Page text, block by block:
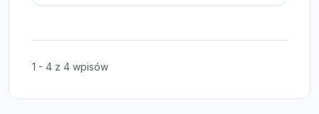
1 - 4 z 4 wpisów